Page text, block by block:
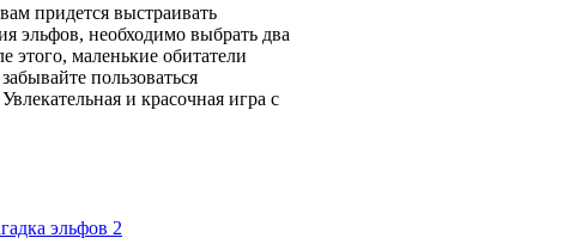
придется выстраивать
эльфов, необходимо выбрать два
этого, маленькие обитатели
пользоваться
и красочная игра с